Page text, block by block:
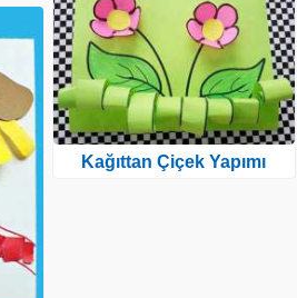
Kağıttan Çiçek Yapımı